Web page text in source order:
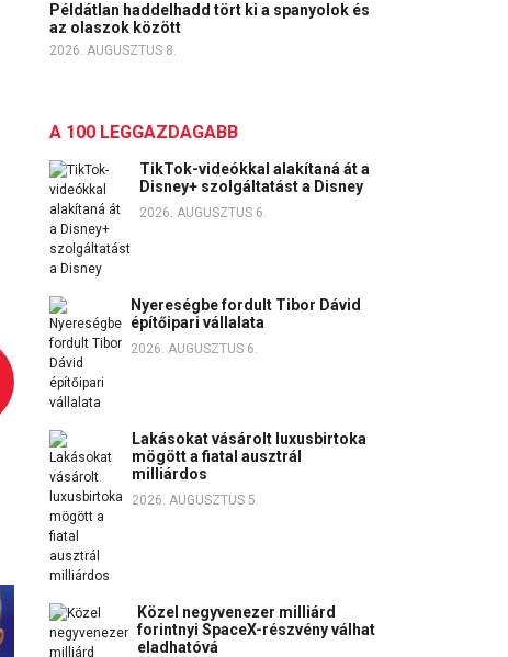
Példátlan haddelhadd tört ki a spanyolok és
az olaszok között
2026. AUGUSZTUS 8.
A 100 LEGGAZDAGABB
TikTok-videókkal alakítaná át a
Disney+ szolgáltatást a Disney
2026. AUGUSZTUS 6.
Nyereségbe fordult Tibor Dávid
építőipari vállalata
2026. AUGUSZTUS 6.
Lakásokat vásárolt luxusbirtoka
mögött a fiatal ausztrál
milliárdos
2026. AUGUSZTUS 5.
Közel negyvenezer milliárd
forintnyi SpaceX-részvény válhat
eladhatóvá